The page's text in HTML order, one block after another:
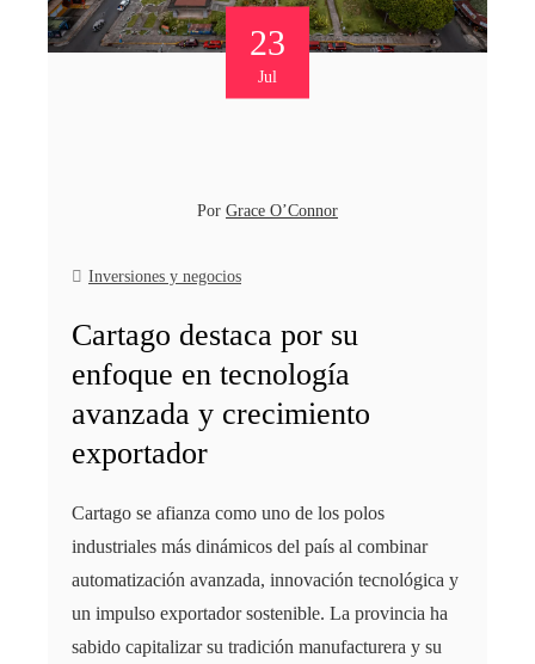
23
Jul
Por Grace O’Connor
Inversiones y negocios
Cartago destaca por su
enfoque en tecnología
avanzada y crecimiento
exportador
Cartago se afianza como uno de los polos
industriales más dinámicos del país al combinar
automatización avanzada, innovación tecnológica y
un impulso exportador sostenible. La provincia ha
sabido capitalizar su tradición manufacturera y su